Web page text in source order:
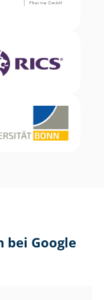
bei Google